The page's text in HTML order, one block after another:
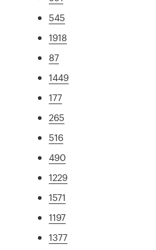
545
1918
87
1449
177
265
516
490
1229
1571
1197
1377